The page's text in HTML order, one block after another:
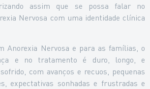
assim que se possa falar no
Nervosa com uma identidade clínica
Anorexia Nervosa e para as famílias, o
e no tratamento é duro, longo, e
com avanços e recuos, pequenas
expectativas sonhadas e frustradas e